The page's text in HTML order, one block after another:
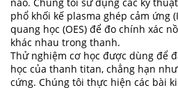
nào. Chúng tôi sử dụng các kỹ
phổ khối kế plasma ghép cảm ứng
quang học (OES) để đo chính xác
khác nhau trong thanh.
Thử nghiệm cơ học được dùng để
học của thanh titan, chẳng hạn
cứng. Chúng tôi thực hiện các bài